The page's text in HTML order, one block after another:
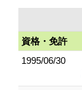
資格・免許
1995/06/30